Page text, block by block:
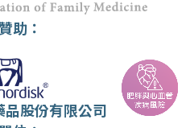
助：
股份有限公司